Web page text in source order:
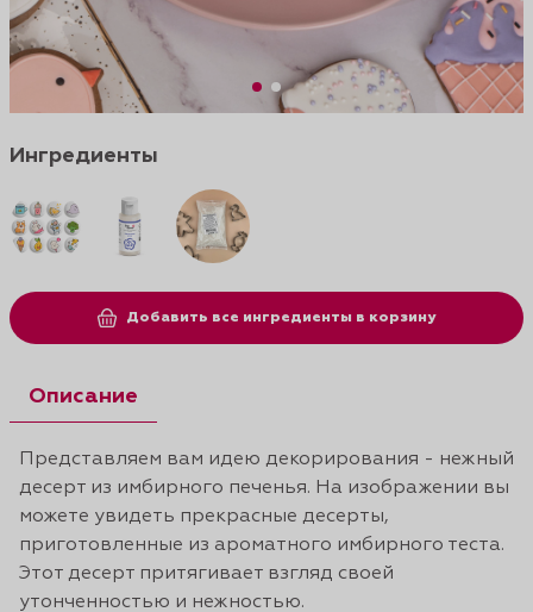
Ингредиенты
Добавить все ингредиенты в корзину
Описание
Представляем вам идею декорирования - нежный
десерт из имбирного печенья. На изображении вы
можете увидеть прекрасные десерты,
приготовленные из ароматного имбирного теста.
Этот десерт притягивает взгляд своей
утонченностью и нежностью.